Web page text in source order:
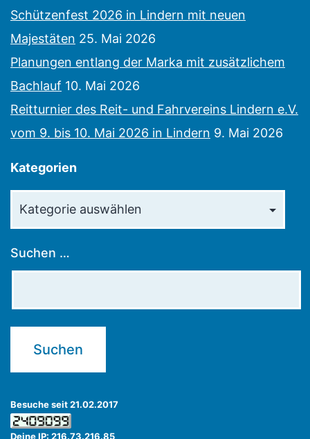
Schützenfest 2026 in Lindern mit neuen
Majestäten 25. Mai 2026
Planungen entlang der Marka mit zusätzlichem
Bachlauf 10. Mai 2026
Reitturnier des Reit- und Fahrvereins Lindern e.V.
vom 9. bis 10. Mai 2026 in Lindern 9. Mai 2026
Kategorien
Suchen …
Besuche seit 21.02.2017
Deine IP: 216.73.216.85